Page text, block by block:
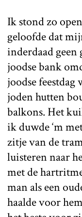
Ik stond zo
geloofde dat
inderdaad geen
joodse bank
joodse feestdag
joden hutten
balkons. Het
ik duwde ‘m
zitje van de
luisteren naar
met de
man als een
haalde voor